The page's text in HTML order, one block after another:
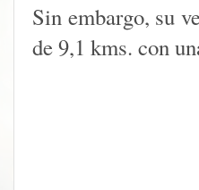
Sin embargo, su
de 9,1 kms. con